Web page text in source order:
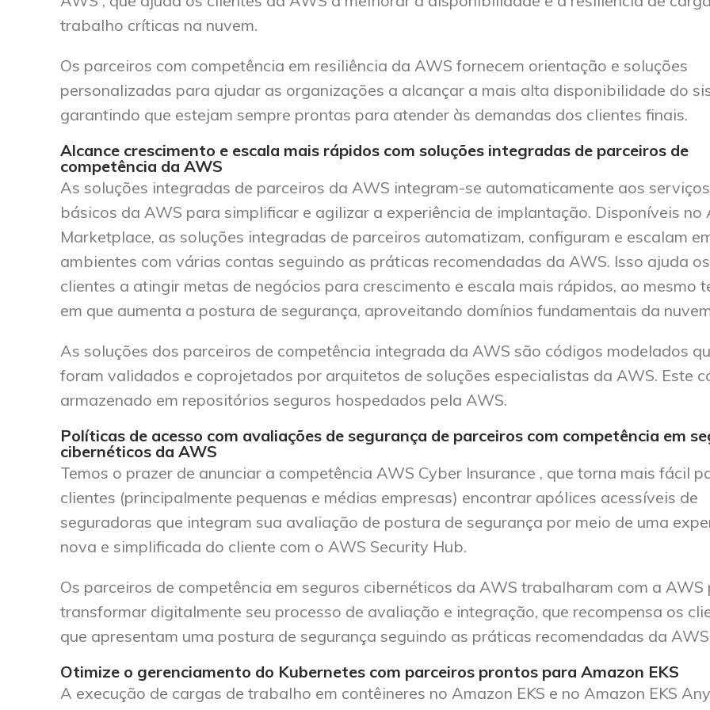
trabalho críticas na nuvem.
Os parceiros com competência em resiliência da AWS fornecem orientação e soluções
personalizadas para ajudar as organizações a alcançar a mais alta disponibilidade do
garantindo que estejam sempre prontas para atender às demandas dos clientes finais.
Alcance crescimento e escala mais rápidos com soluções integradas de parceiros de
competência da AWS
As soluções integradas de parceiros da AWS integram-se automaticamente aos serviços
básicos da AWS para simplificar e agilizar a experiência de implantação. Disponíveis no
Marketplace, as soluções integradas de parceiros automatizam, configuram e escalam
ambientes com várias contas seguindo as práticas recomendadas da AWS. Isso ajuda os
clientes a atingir metas de negócios para crescimento e escala mais rápidos, ao mesmo
em que aumenta a postura de segurança, aproveitando domínios fundamentais da
As soluções dos parceiros de competência integrada da AWS são códigos modelados
foram validados e coprojetados por arquitetos de soluções especialistas da AWS. Este
armazenado em repositórios seguros hospedados pela AWS.
Políticas de acesso com avaliações de segurança de parceiros com competência em
cibernéticos da AWS
Temos o prazer de anunciar a competência AWS Cyber ​​Insurance , que torna mais fácil
clientes (principalmente pequenas e médias empresas) encontrar apólices acessíveis de
seguradoras que integram sua avaliação de postura de segurança por meio de uma
nova e simplificada do cliente com o AWS Security Hub.
Os parceiros de competência em seguros cibernéticos da AWS trabalharam com a AWS
transformar digitalmente seu processo de avaliação e integração, que recompensa os
que apresentam uma postura de segurança seguindo as práticas recomendadas da
Otimize o gerenciamento do Kubernetes com parceiros prontos para Amazon EKS
A execução de cargas de trabalho em contêineres no Amazon EKS e no Amazon EKS